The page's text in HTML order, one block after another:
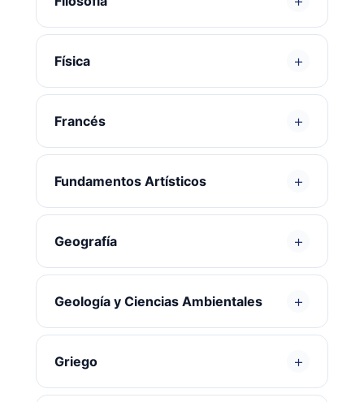
Física +
Francés +
Fundamentos Artísticos +
Geografía +
Geología y Ciencias Ambientales +
Griego +